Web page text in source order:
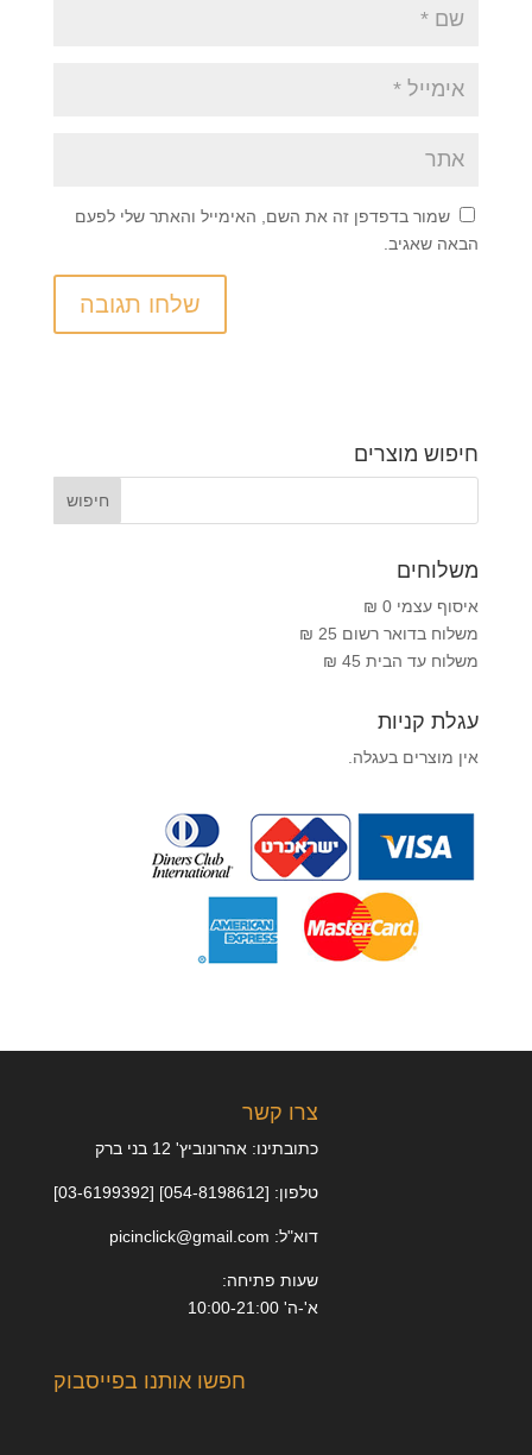
שמור בדפדפן זה את השם, האימייל והאתר שלי לפעם
הבאה שאגיב.
חיפוש מוצרים
משלוחים
איסוף עצמי 0 ₪
משלוח בדואר רשום 25 ₪
משלוח עד הבית 45 ₪
עגלת קניות
אין מוצרים בעגלה.
צרו קשר
כתובתינו: אהרונוביץ' 12 בני ברק
טלפון: [054-8198612] [03-6199392]
דוא"ל: picinclick@gmail.com
שעות פתיחה:
א'-ה' 10:00-21:00
חפשו אותנו בפייסבוק